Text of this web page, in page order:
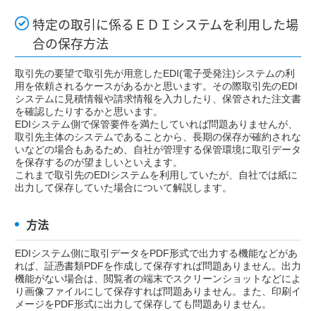
特定の取引に係るＥＤＩシステムを利用した場
合の保存方法
取引先の要望で取引先が用意したEDI(電子受発注)システムの利
用を依頼されるケースがあるかと思います。その際取引先のEDI
システムに見積情報や請求情報を入力したり、保管された注文書
を確認したりするかと思います。
EDIシステム側で保管要件を満たしていれば問題ありませんが、
取引先主体のシステムであることから、長期の保存が確約されな
いなどの場合もあるため、自社が管理する保管環境に取引データ
を保存するのが望ましいといえます。
これまで取引先のEDIシステムを利用していたが、自社では紙に
出力して保存していた場合について解説します。
方法
EDIシステム側に取引データをPDF形式で出力する機能などがあ
れば、証憑書類PDFを作成して保存すれば問題ありません。出力
機能がない場合は、閲覧者の端末でスクリーンショットなどによ
り画像ファイルにして保存すれば問題ありません。また、印刷イ
メージをPDF形式に出力して保存しても問題ありません。